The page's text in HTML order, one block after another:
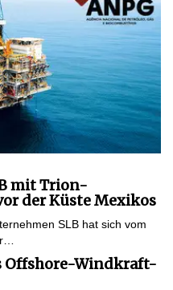
mit Trion-
der Küste Mexikos
SLB hat sich vom
Offshore-Windkraft-